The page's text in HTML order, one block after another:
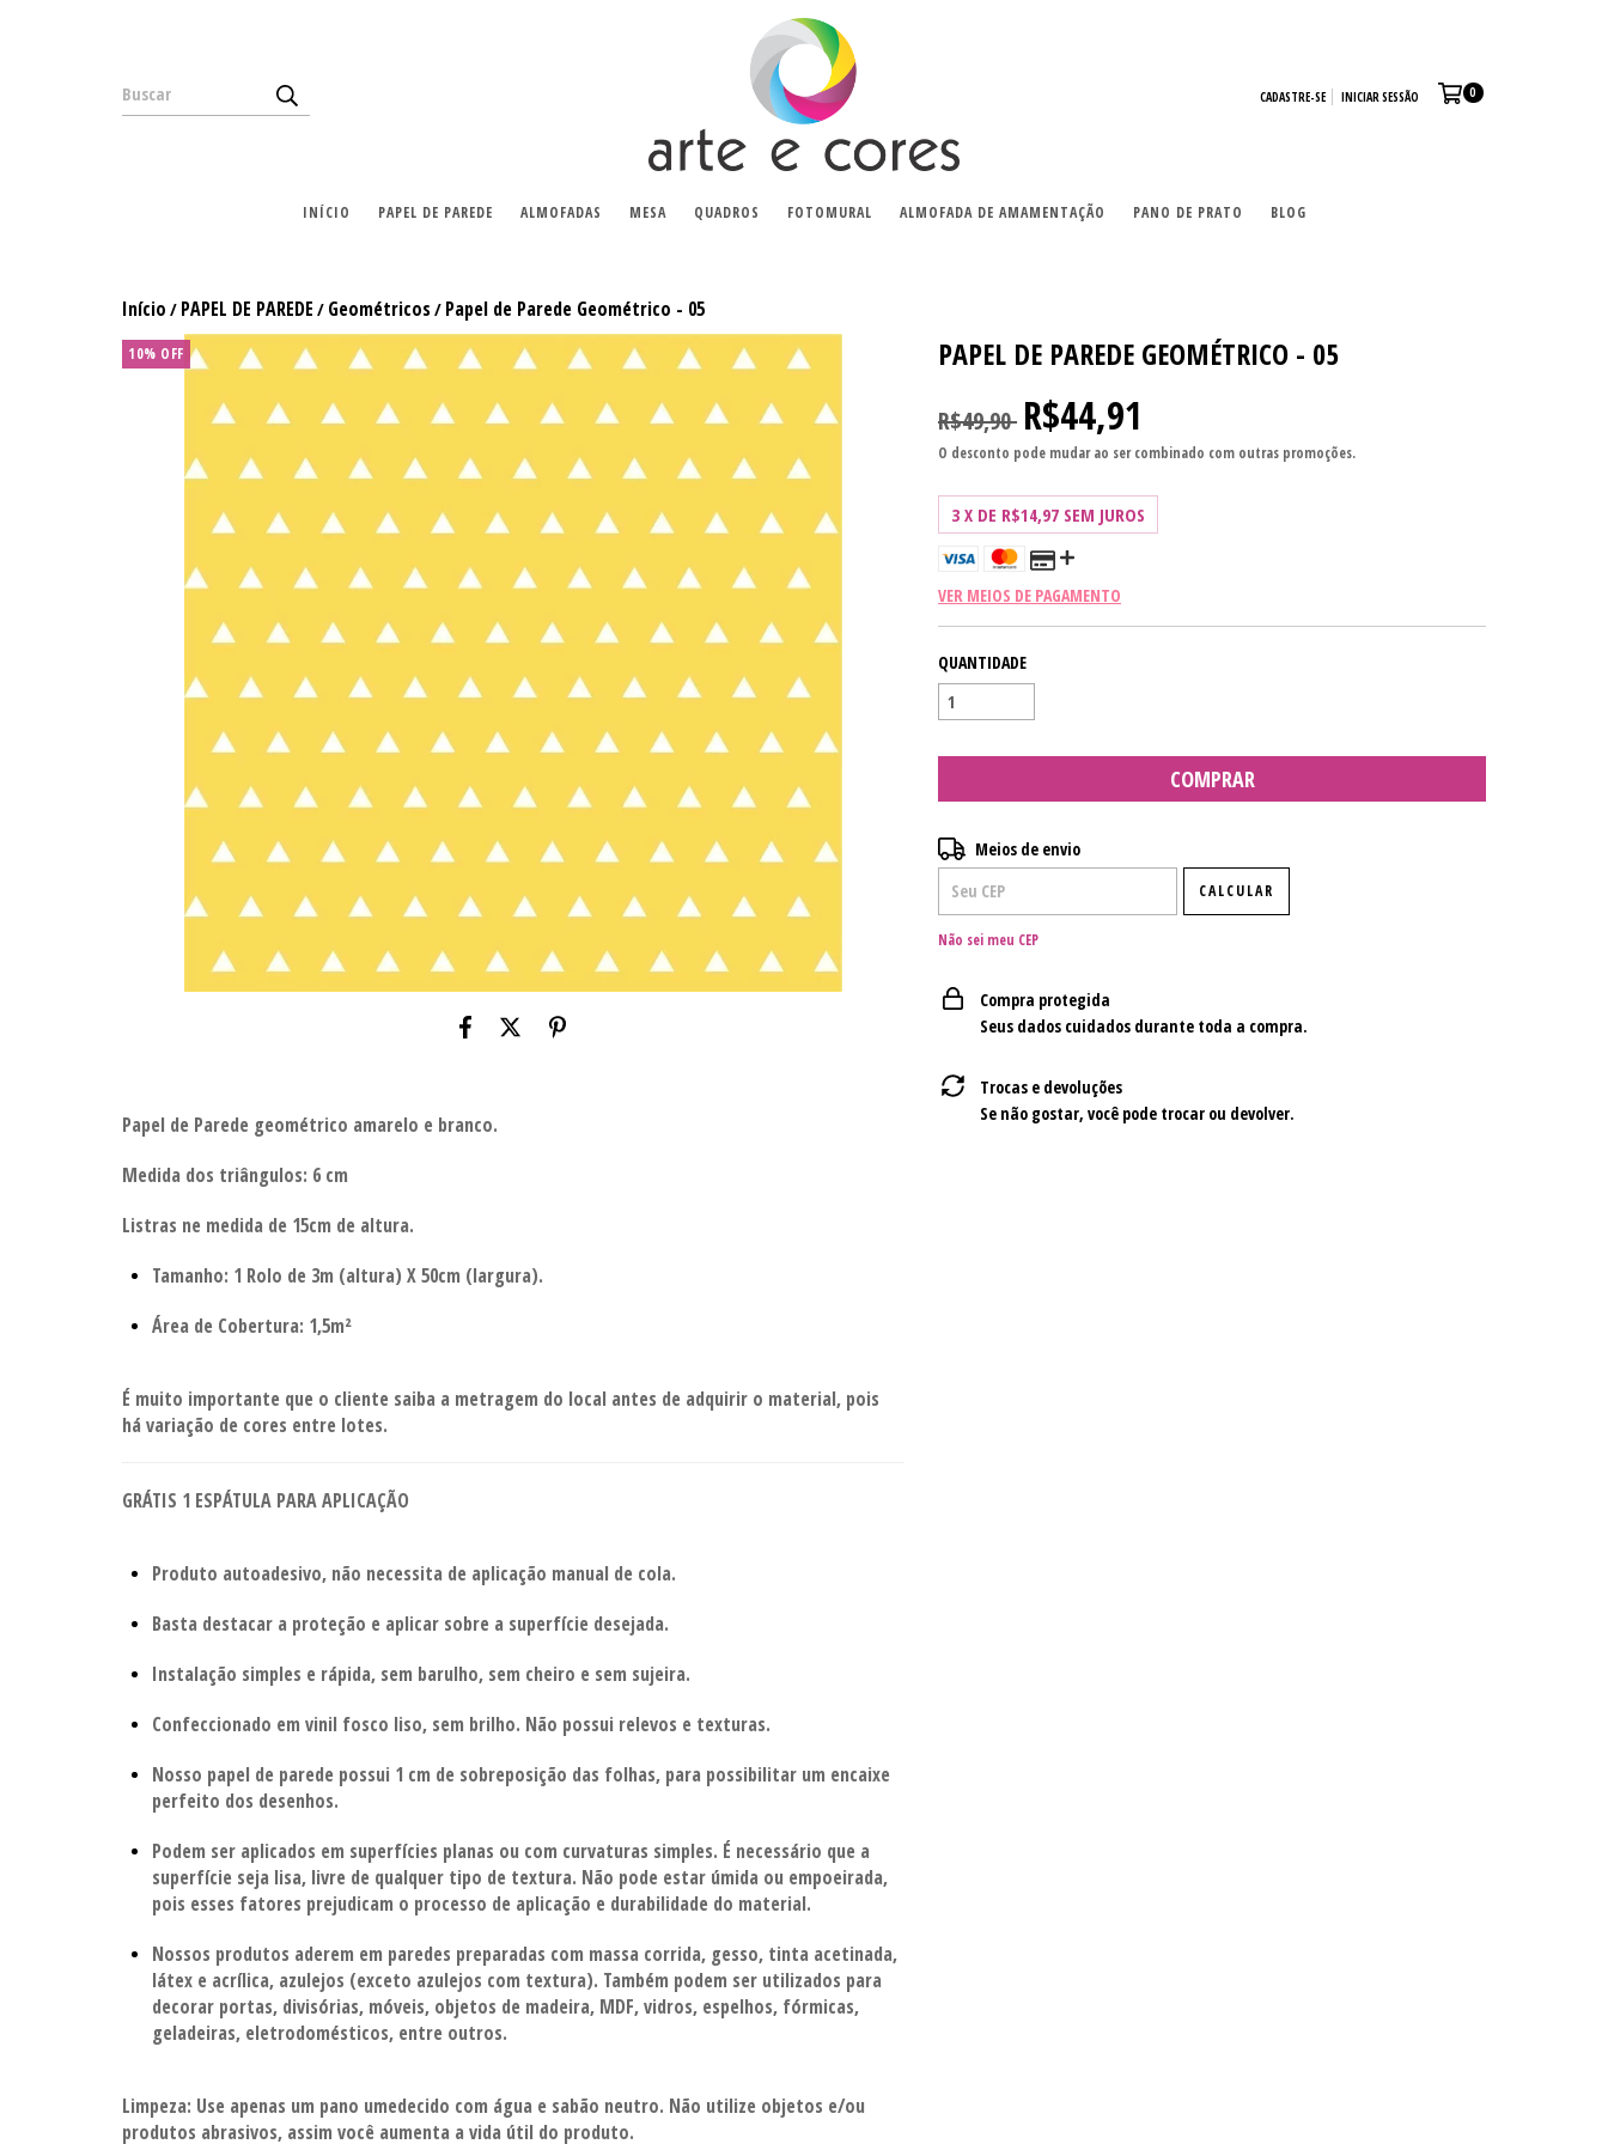
CADASTRE-SE INICIAR SESSÃO 0
INÍCIO PAPEL DE PAREDE ALMOFADAS MESA QUADROS FOTOMURAL ALMOFADA DE AMAMENTAÇÃO PANO DE PRATO BLOG
Início / PAPEL DE PAREDE / Geométricos / Papel de Parede Geométrico - 05
10% OFF
Papel de Parede geométrico amarelo e branco.
Medida dos triângulos: 6 cm
Listras ne medida de 15cm de altura.
Tamanho: 1 Rolo de 3m (altura) X 50cm (largura).
Área de Cobertura: 1,5m²
É muito importante que o cliente saiba a metragem do local antes de adquirir o material, pois
há variação de cores entre lotes.
GRÁTIS 1 ESPÁTULA PARA APLICAÇÃO
Produto autoadesivo, não necessita de aplicação manual de cola.
Basta destacar a proteção e aplicar sobre a superfície desejada.
Instalação simples e rápida, sem barulho, sem cheiro e sem sujeira.
Confeccionado em vinil fosco liso, sem brilho. Não possui relevos e texturas.
Nosso papel de parede possui 1 cm de sobreposição das folhas, para possibilitar um encaixe
perfeito dos desenhos.
Podem ser aplicados em superfícies planas ou com curvaturas simples. É necessário que a
superfície seja lisa, livre de qualquer tipo de textura. Não pode estar úmida ou empoeirada,
pois esses fatores prejudicam o processo de aplicação e durabilidade do material.
Nossos produtos aderem em paredes preparadas com massa corrida, gesso, tinta acetinada,
látex e acrílica, azulejos (exceto azulejos com textura). Também podem ser utilizados para
decorar portas, divisórias, móveis, objetos de madeira, MDF, vidros, espelhos, fórmicas,
geladeiras, eletrodomésticos, entre outros.
Limpeza: Use apenas um pano umedecido com água e sabão neutro. Não utilize objetos e/ou
produtos abrasivos, assim você aumenta a vida útil do produto.
PAPEL DE PAREDE GEOMÉTRICO - 05
R$49,90 R$44,91
O desconto pode mudar ao ser combinado com outras promoções.
3 X DE R$14,97 SEM JUROS
VER MEIOS DE PAGAMENTO
QUANTIDADE
Entregas para o CEP:
Meios de envio
CALCULAR
Não sei meu CEP
Compra protegida
Seus dados cuidados durante toda a compra.
Trocas e devoluções
Se não gostar, você pode trocar ou devolver.